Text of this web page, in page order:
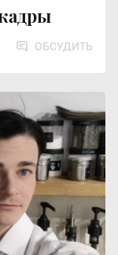
ОБСУДИТЬ